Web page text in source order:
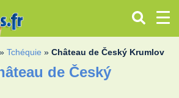
»Tchéquie »Château de Český Krumlov
de Český